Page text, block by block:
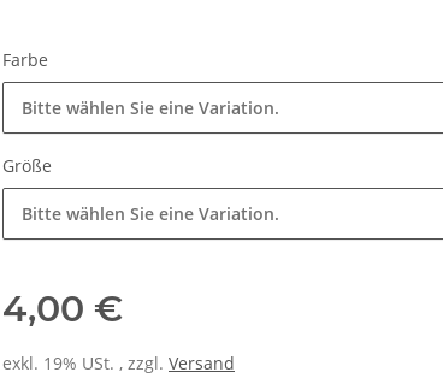
Farbe
Bitte wählen Sie eine Variation.
Größe
Bitte wählen Sie eine Variation.
4,00 €
exkl. 19% USt. , zzgl. Versand